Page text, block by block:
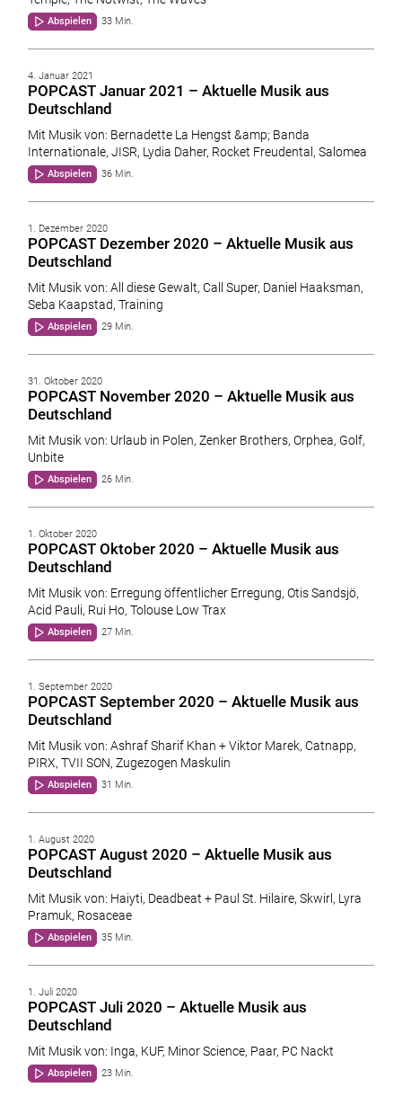
Abspielen 33 Min.
4. Januar 2021
POPCAST Januar 2021 – Aktuelle Musik aus
Deutschland
Mit Musik von: Bernadette La Hengst &amp; Banda
Internationale, JISR, Lydia Daher, Rocket Freudental, Salomea
Abspielen 36 Min.
1. Dezember 2020
POPCAST Dezember 2020 – Aktuelle Musik aus
Deutschland
Mit Musik von: All diese Gewalt, Call Super, Daniel Haaksman,
Seba Kaapstad, Training
Abspielen 29 Min.
31. Oktober 2020
POPCAST November 2020 – Aktuelle Musik aus
Deutschland
Mit Musik von: Urlaub in Polen, Zenker Brothers, Orphea, Golf,
Unbite
Abspielen 26 Min.
1. Oktober 2020
POPCAST Oktober 2020 – Aktuelle Musik aus
Deutschland
Mit Musik von: Erregung öffentlicher Erregung, Otis Sandsjö,
Acid Pauli, Rui Ho, Tolouse Low Trax
Abspielen 27 Min.
1. September 2020
POPCAST September 2020 – Aktuelle Musik aus
Deutschland
Mit Musik von: Ashraf Sharif Khan + Viktor Marek, Catnapp,
PIRX, TVII SON, Zugezogen Maskulin
Abspielen 31 Min.
1. August 2020
POPCAST August 2020 – Aktuelle Musik aus
Deutschland
Mit Musik von: Haiyti, Deadbeat + Paul St. Hilaire, Skwirl, Lyra
Pramuk, Rosaceae
Abspielen 35 Min.
1. Juli 2020
POPCAST Juli 2020 – Aktuelle Musik aus
Deutschland
Mit Musik von: Inga, KUF, Minor Science, Paar, PC Nackt
Abspielen 23 Min.